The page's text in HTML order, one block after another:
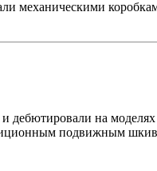
механическими
на
подвижным